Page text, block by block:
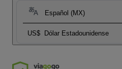
Español (MX)
US$ Dólar Estadounidense